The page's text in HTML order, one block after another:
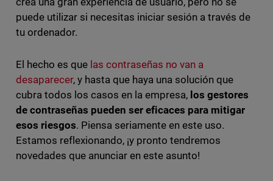
puede utilizar si necesitas iniciar sesión a través de
tu ordenador.
El hecho es que las contraseñas no van a
desaparecer, y hasta que haya una solución que
cubra todos los casos en la empresa, los gestores
de contraseñas pueden ser eficaces para mitigar
esos riesgos. Piensa seriamente en este uso.
Estamos reflexionando, ¡y pronto tendremos
novedades que anunciar en este asunto!